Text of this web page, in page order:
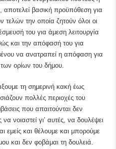
αποτελεί βασική προϋπόθεση για
τελών την οποία ζητούν όλοι οι
του για άμεση λειτουργία
και την απόφασή του για
να ανατραπεί η απόφαση για
των ορίων του δήμου.
τη σημερινή κακή έως
πολλές περιοχές του
που απαιτούνται δεν
νοιαστεί γι’ αυτές, να δουλέψει
εμείς και θέλουμε και μπορούμε
και δεν φοβάμαι τη δουλειά.